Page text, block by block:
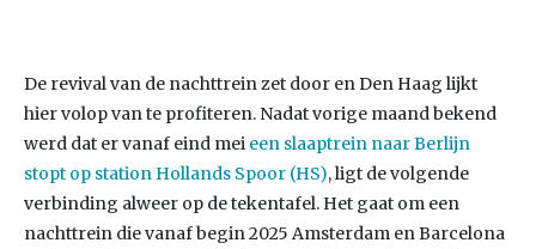
De revival van de nachttrein zet door en Den Haag lijkt
hier volop van te profiteren. Nadat vorige maand bekend
werd dat er vanaf eind mei een slaaptrein naar Berlijn
stopt op station Hollands Spoor (HS), ligt de volgende
verbinding alweer op de tekentafel. Het gaat om een
nachttrein die vanaf begin 2025 Amsterdam en Barcelona